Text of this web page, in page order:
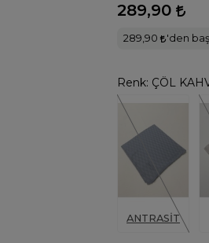
289,90
289,90 'den
Renk: ÇÖL
ANTRASİT